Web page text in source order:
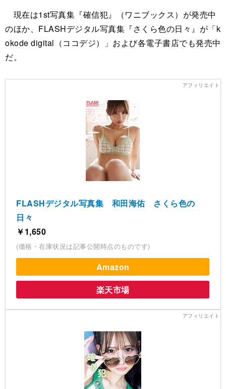
現在は1st写真集『確信犯』（ワニブックス）が発売中
のほか、FLASHデジタル写真集『さくら色の日々』が「k
okode digital（ココデジ）」および各電子書店でも発売中
だ。
FLASHデジタル写真集 和田海佑 さくら色の
日々
￥1,650
(価格・在庫状況は記事公開時点のものです)
Amazon
楽天市場